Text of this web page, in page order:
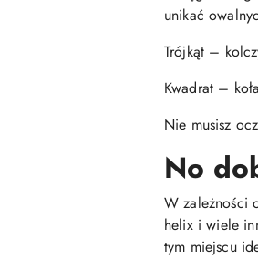
unikać
Trójkąt –
Kwadrat –
Nie musisz
No
W zależności
helix i wiele
tym miejscu